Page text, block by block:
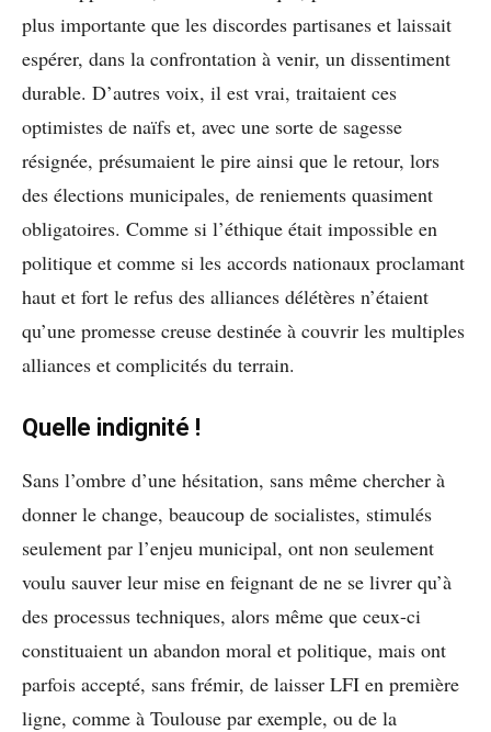
plus importante que les discordes partisanes et laissait
espérer, dans la confrontation à venir, un dissentiment
durable. D’autres voix, il est vrai, traitaient ces
optimistes de naïfs et, avec une sorte de sagesse
résignée, présumaient le pire ainsi que le retour, lors
des élections municipales, de reniements quasiment
obligatoires. Comme si l’éthique était impossible en
politique et comme si les accords nationaux proclamant
haut et fort le refus des alliances délétères n’étaient
qu’une promesse creuse destinée à couvrir les multiples
alliances et complicités du terrain.
Quelle indignité !
Sans l’ombre d’une hésitation, sans même chercher à
donner le change, beaucoup de socialistes, stimulés
seulement par l’enjeu municipal, ont non seulement
voulu sauver leur mise en feignant de ne se livrer qu’à
des processus techniques, alors même que ceux-ci
constituaient un abandon moral et politique, mais ont
parfois accepté, sans frémir, de laisser LFI en première
ligne, comme à Toulouse par exemple, ou de la